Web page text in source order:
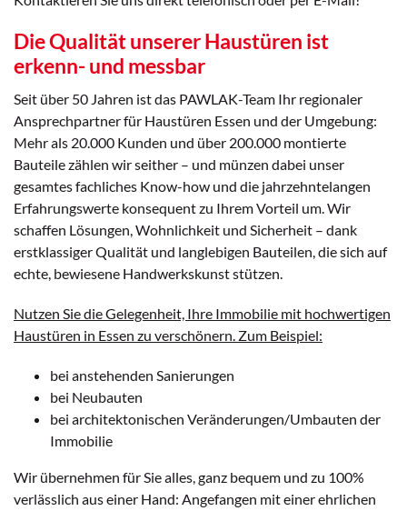
Die Qualität unserer Haustüren ist
erkenn- und messbar
Seit über 50 Jahren ist das PAWLAK-Team Ihr regionaler
Ansprechpartner für Haustüren Essen und der Umgebung:
Mehr als 20.000 Kunden und über 200.000 montierte
Bauteile zählen wir seither – und münzen dabei unser
gesamtes fachliches Know-how und die jahrzehntelangen
Erfahrungswerte konsequent zu Ihrem Vorteil um. Wir
schaffen Lösungen, Wohnlichkeit und Sicherheit – dank
erstklassiger Qualität und langlebigen Bauteilen, die sich auf
echte, bewiesene Handwerkskunst stützen.
Nutzen Sie die Gelegenheit, Ihre Immobilie mit hochwertigen
Haustüren in Essen zu verschönern. Zum Beispiel:
bei anstehenden Sanierungen
bei Neubauten
bei architektonischen Veränderungen/Umbauten der
Immobilie
Wir übernehmen für Sie alles, ganz bequem und zu 100%
verlässlich aus einer Hand: Angefangen mit einer ehrlichen